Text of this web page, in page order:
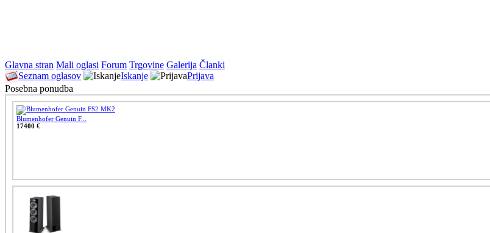
Glavna stran Mali oglasi Forum Trgovine Galerija Članki
Seznam oglasov
Iskanje
Prijava
Posebna ponudba
Blumenhofer Genuin F...
17400 €